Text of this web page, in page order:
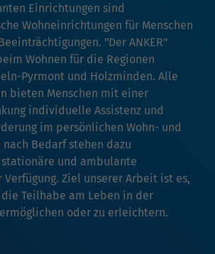
Einrichtungen sind
Wohneinrichtungen für Menschen
"Der ANKER"
Wohnen für die Regionen
Pyrmont und Holzminden. Alle
bieten Menschen mit einer
individuelle Assistenz und
im persönlichen Wohn- und
nach Bedarf stehen dazu
und ambulante
Ziel unserer Arbeit ist es,
Teilhabe am Leben in der
oder zu erleichtern.